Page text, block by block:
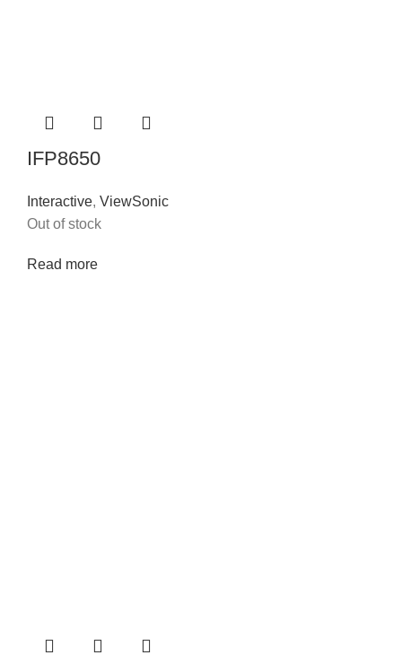
IFP8650
Interactive, ViewSonic
Out of stock
Read more